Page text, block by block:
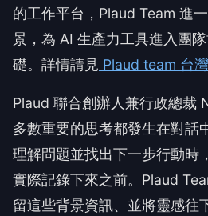
的工作平台，Plaud Team 進
景，為 AI 生產力工具進入團
礎。詳情請見 Plaud team 台
Plaud 聯合創辦人兼行政總裁
多數重要的思考都發生在對話
理解問題並找出下一步行動時
實際記錄下來之前。Plaud
留這些背景資訊、並將靈感往